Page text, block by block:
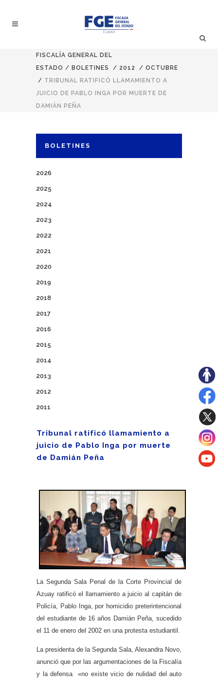
FISCALÍA GENERAL DEL
ESTADO / BOLETINES / 2012 / OCTUBRE
/ TRIBUNAL RATIFICÓ LLAMAMIENTO A
JUICIO DE PABLO INGA POR MUERTE DE
DAMIÁN PEÑA
BOLETINES
2026
2025
2024
2023
2022
2021
2020
2019
2018
2017
2016
2015
2014
2013
2012
2011
Tribunal ratificó llamamiento a
juicio de Pablo Inga por muerte
de Damián Peña
La Segunda Sala Penal de la Corte Provincial de
Azuay ratificó el llamamiento a juicio al capitán de
Policía, Pablo Inga, por homicidio preterintencional
del estudiante de 16 años Damián Peña, sucedido
el 11 de enero del 2002 en una protesta estudiantil.
La presidenta de la Segunda Sala, Alexandra Novo,
anunció que por las argumentaciones de la Fiscalía
y la defensa «no existe vicio de nulidad del auto